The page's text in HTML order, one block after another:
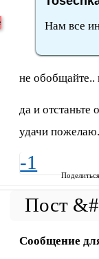
Нам все
не обобщайте..
да и отстаньте
удачи
-1
Сообщение